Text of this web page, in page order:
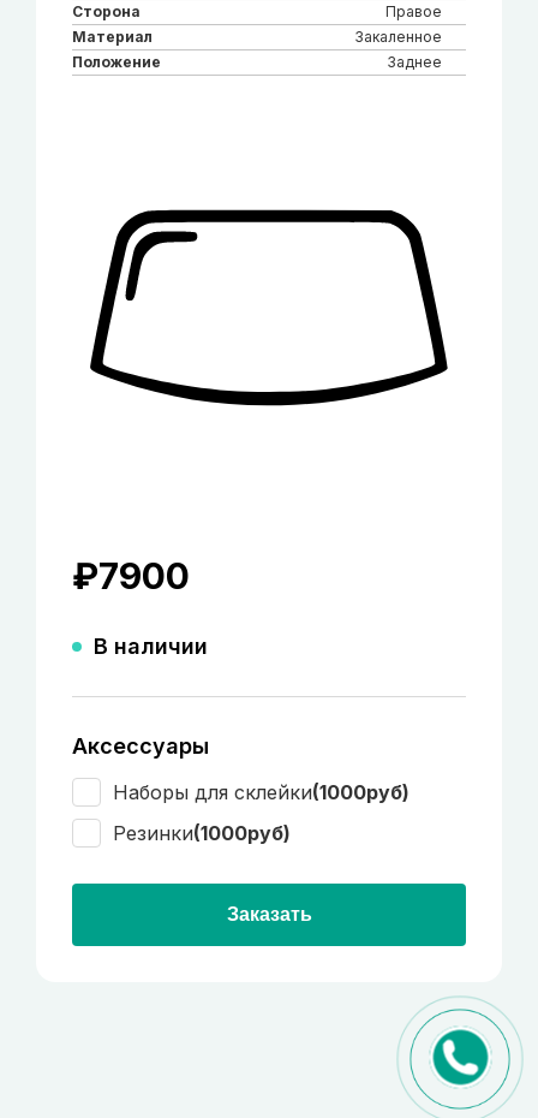
Сторона
Правое
Материал
Закаленное
Положение
Заднее
₽7900
В наличии
Аксессуары
Наборы для склейки(1000руб)
Резинки(1000руб)
Заказать